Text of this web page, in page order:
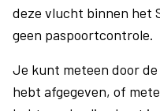
deze vlucht binnen het
geen paspoortcontrole.
Je kunt meteen door
hebt afgegeven, of